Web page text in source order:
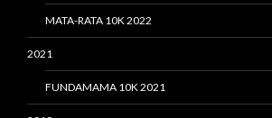
MATA-RATA 10K 2022
2021
FUNDAMAMA 10K 2021